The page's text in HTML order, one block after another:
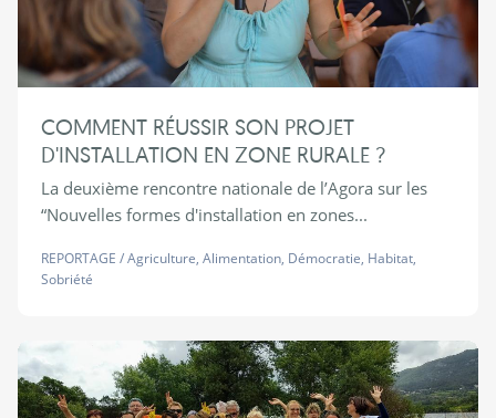
COMMENT RÉUSSIR SON PROJET
D'INSTALLATION EN ZONE RURALE ?
La deuxième rencontre nationale de l’Agora sur les
“Nouvelles formes d'installation en zones...
REPORTAGE /Agriculture, Alimentation, Démocratie, Habitat,
Sobriété